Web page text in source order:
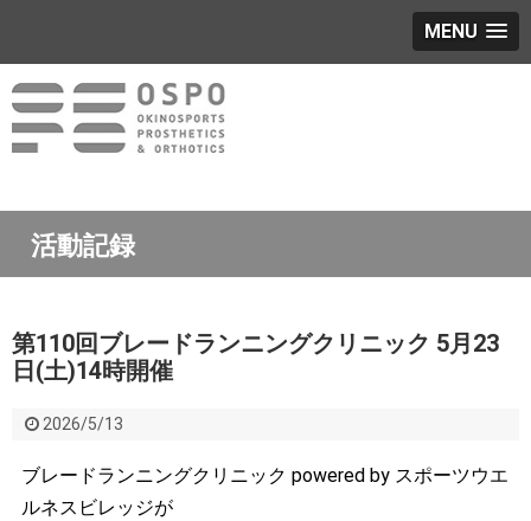
MENU
活動記録
第110回ブレードランニングクリニック 5月23
日(土)14時開催
2026/5/13
ブレードランニングクリニック powered by スポーツウエ
ルネスビレッジが